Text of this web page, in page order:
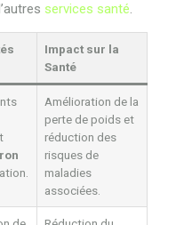
services santé.
Impact sur la
Santé
Amélioration de la
perte de poids et
réduction des
risques de
maladies
associées.